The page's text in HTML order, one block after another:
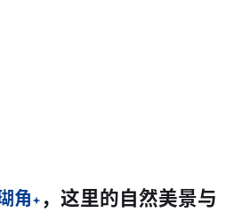
角
，这里的自然美景与